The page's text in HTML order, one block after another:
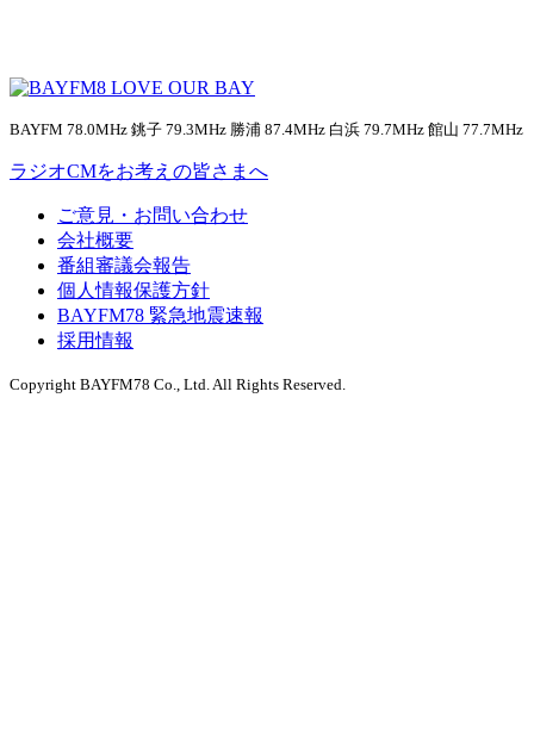
BAYFM 78.0MHz 銚子 79.3MHz 勝浦 87.4MHz 白浜 79.7MHz 館山 77.7MHz
ラジオCMをお考えの皆さまへ
ご意見・お問い合わせ
会社概要
番組審議会報告
個人情報保護方針
BAYFM78 緊急地震速報
採用情報
Copyright BAYFM78 Co., Ltd. All Rights Reserved.